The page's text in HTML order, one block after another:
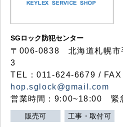
SGロック防犯センター
〒006-0838 北海道札幌市
3
TEL：011-624-6679 /
hop.sglock@gmail.com
営業時間：9:00~18:00 緊
販売可 工事・取付可